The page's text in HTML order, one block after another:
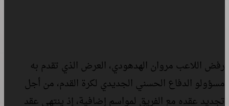
رفض اللاعب مروان الهدهودي، العرض الذي تقدم به
مسؤولو الدفاع الحسني الجديدي لكرة القدم، من أجل
تجديد عقده مع الفريق لمواسم إضافية، إذ ينتهي عقد